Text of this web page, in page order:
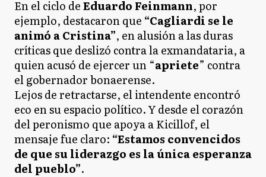
En el ciclo deEduardo Feinmann, por
ejemplo, destacaron que “Cagliardi se le
animó a Cristina”, en alusión a las duras
críticas que deslizó contra la exmandataria, a
quien acusó de ejercer un “apriete” contra
el gobernador bonaerense.
Lejos de retractarse, el intendente encontró
eco en su espacio político. Y desde el corazón
del peronismo que apoya a Kicillof, el
mensaje fue claro: “Estamos convencidos
de que su liderazgo es la única esperanza
del pueblo”.